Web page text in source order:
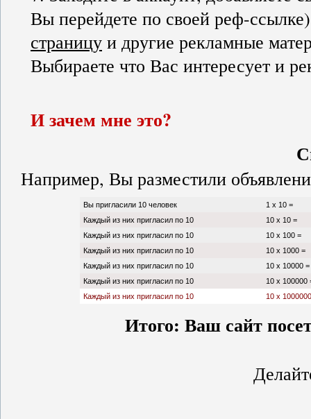
Вы перейдете по своей реф-
страницу и другие рекламные
Выбираете что Вас интересует и
И зачем мне это?
Например, Вы разместили
Вы пригласили 10 человек
1 х 10 =
Каждый из них пригласил по 10
10 х 10 =
Каждый из них пригласил по 10
10 х 100 =
Каждый из них пригласил по 10
10 х 1000 =
Каждый из них пригласил по 10
10 х 10000 =
Каждый из них пригласил по 10
10 х 100000
Каждый из них пригласил по 10
10 х
Итого: Ваш сайт